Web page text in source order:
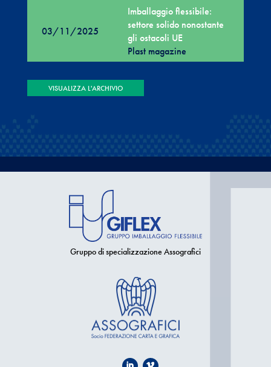
03/11/2025
Imballaggio flessibile:
settore solido nonostante
gli ostacoli UE
Plast magazine
VISUALIZZA L'ARCHIVIO
Gruppo di specializzazione Assografici